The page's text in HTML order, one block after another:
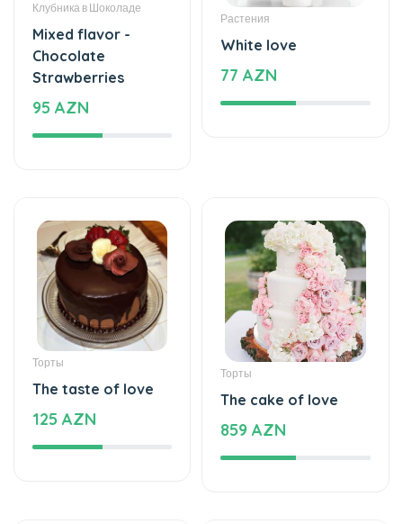
Клубника в Шоколаде
Mixed flavor -
Chocolate
Strawberries
95 AZN
Растения
White love
77 AZN
Торты
The taste of love
125 AZN
Торты
The cake of love
859 AZN